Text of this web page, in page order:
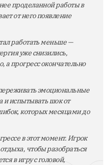
проделанной работы в
от него появление
работать меньше —
уже снизились,
а прогресс окончательно
эмоциональные
и испытывать шок от
которых месяцами до
в этот момент. Игрок
чтобы разобраться
в игру с головой,